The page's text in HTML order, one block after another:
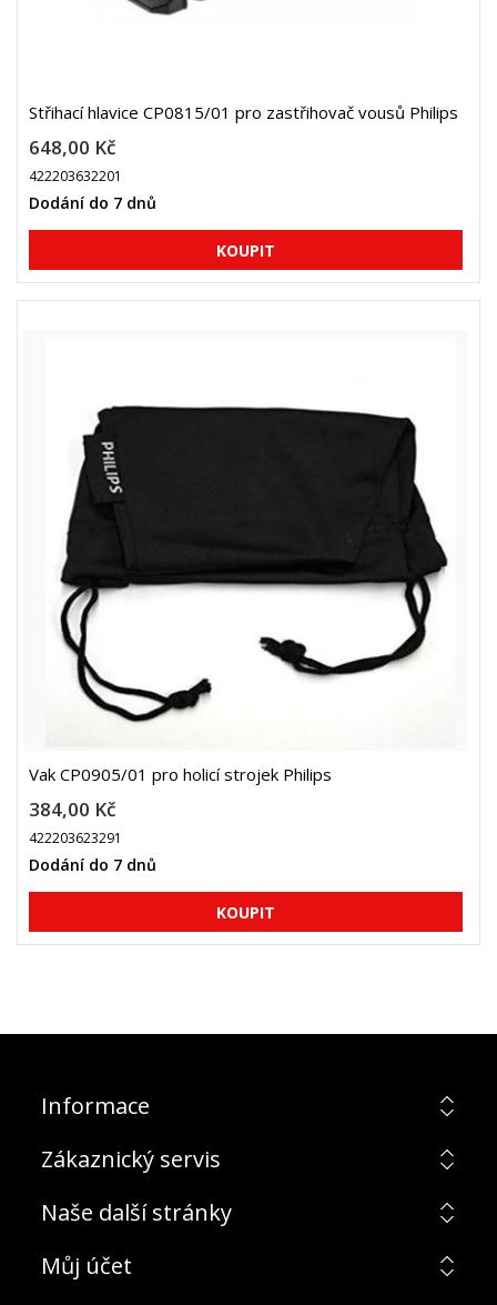
Střihací hlavice CP0815/01 pro zastřihovač vousů Philips
648,00 Kč
422203632201
Dodání do 7 dnů
Vak CP0905/01 pro holicí strojek Philips
384,00 Kč
422203623291
Dodání do 7 dnů
Informace
Zákaznický servis
Naše další stránky
Můj účet